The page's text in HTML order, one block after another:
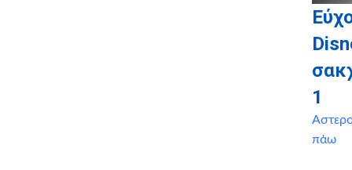
1
πάω